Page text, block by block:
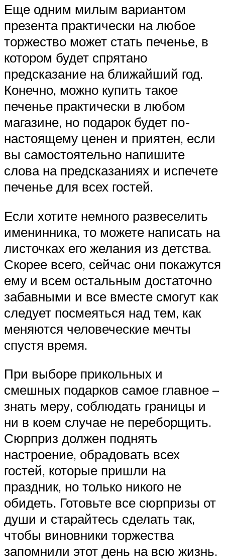
Еще одним милым вариантом
презента практически на любое
торжество может стать печенье, в
котором будет спрятано
предсказание на ближайший год.
Конечно, можно купить такое
печенье практически в любом
магазине, но подарок будет по-
настоящему ценен и приятен, если
вы самостоятельно напишите
слова на предсказаниях и испечете
печенье для всех гостей.
Если хотите немного развеселить
именинника, то можете написать на
листочках его желания из детства.
Скорее всего, сейчас они покажутся
ему и всем остальным достаточно
забавными и все вместе смогут как
следует посмеяться над тем, как
меняются человеческие мечты
спустя время.
При выборе прикольных и
смешных подарков самое главное –
знать меру, соблюдать границы и
ни в коем случае не переборщить.
Сюрприз должен поднять
настроение, обрадовать всех
гостей, которые пришли на
праздник, но только никого не
обидеть. Готовьте все сюрпризы от
души и старайтесь сделать так,
чтобы виновники торжества
запомнили этот день на всю жизнь.